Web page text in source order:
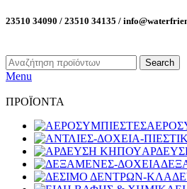
23510 34090 / 23510 34135 /
Search
Menu
ΠΡΟΪΟΝΤΑ